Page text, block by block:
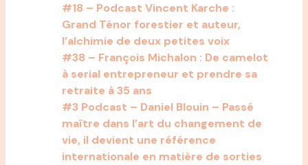
#18 – Podcast Vincent Karche :
Grand Ténor forestier et auteur,
l’alchimie de deux petites voix
#38 – François Michalon : De camelot
à serial entrepreneur et prendre sa
retraite à 35 ans
#3 Podcast – Daniel Blouin – Passé
maître dans l’art du changement de
vie, il devient une référence
internationale en matière de sorties